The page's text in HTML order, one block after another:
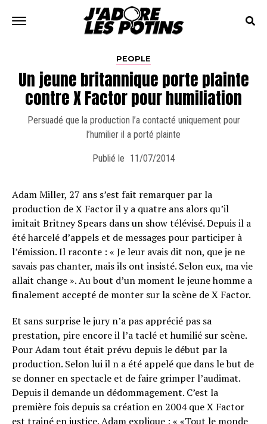
PEOPLE
Un jeune britannique porte plainte
contre X Factor pour humiliation
Persuadé que la production l’a contacté uniquement pour
l’humilier il a porté plainte
Publié le 11/07/2014
Adam Miller, 27 ans s’est fait remarquer par la
production de X Factor il y a quatre ans alors qu’il
imitait Britney Spears dans un show télévisé. Depuis il a
été harcelé d’appels et de messages pour participer à
l’émission. Il raconte : « Je leur avais dit non, que je ne
savais pas chanter, mais ils ont insisté. Selon eux, ma vie
allait change ». Au bout d’un moment le jeune homme a
finalement accepté de monter sur la scène de X Factor.
Et sans surprise le jury n’a pas apprécié pas sa
prestation, pire encore il l’a taclé et humilié sur scène.
Pour Adam tout était prévu depuis le début par la
production. Selon lui il n a été appelé que dans le but de
se donner en spectacle et de faire grimper l’audimat.
Depuis il demande un dédommagement. C’est la
première fois depuis sa création en 2004 que X Factor
est trainé en justice. Adam explique : « «Tout le monde